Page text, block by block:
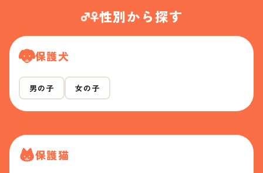
性別から探す
保護犬
男の子 女の子
保護猫